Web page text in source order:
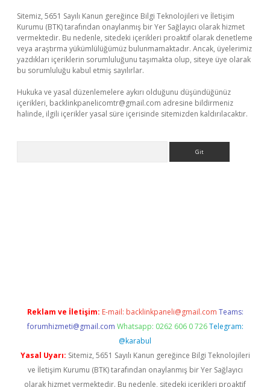
Sitemiz, 5651 Sayılı Kanun gereğince Bilgi Teknolojileri ve İletişim
Kurumu (BTK) tarafından onaylanmış bir Yer Sağlayıcı olarak hizmet
vermektedir. Bu nedenle, sitedeki içerikleri proaktif olarak denetleme
veya araştırma yükümlülüğümüz bulunmamaktadır. Ancak, üyelerimiz
yazdıkları içeriklerin sorumluluğunu taşımakta olup, siteye üye olarak
bu sorumluluğu kabul etmiş sayılırlar.
Hukuka ve yasal düzenlemelere aykırı olduğunu düşündüğünüz
içerikleri, backlinkpanelicomtr@gmail.com adresine bildirmeniz
halinde, ilgili içerikler yasal süre içerisinde sitemizden kaldırılacaktır.
Reklam ve İletişim: E-mail: backlinkpaneli@gmail.com Teams:
forumhizmeti@gmail.com Whatsapp: 0262 606 0 726 Telegram:
@karabul
Yasal Uyarı: Sitemiz, 5651 Sayılı Kanun gereğince Bilgi Teknolojileri
ve İletişim Kurumu (BTK) tarafından onaylanmış bir Yer Sağlayıcı
olarak hizmet vermektedir. Bu nedenle, sitedeki içerikleri proaktif